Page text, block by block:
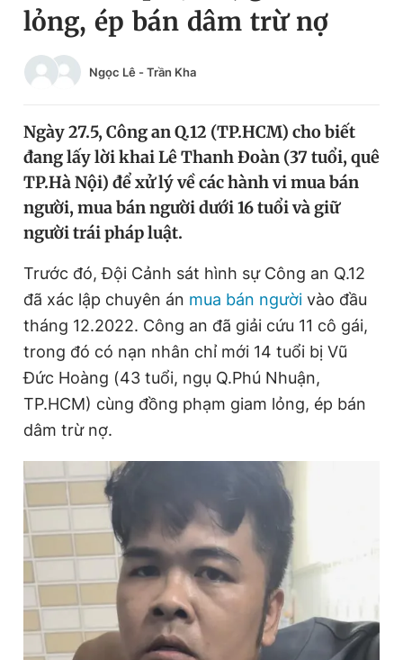
Chuyên mục khác
Chào ngày mới
Video Magazine
Sản phẩm khác
Tiện ích Bạn cần biết
Thông tin tòa soạn Liên hệ quảng cáo
Đọc Thanh Niên trên điện thoại
Theo dõi báo trên
Hotline
0906 645 777
Liên hệ quảng cáo
0908 780 404
Tin đã xem
Đăng xuất
lỏng, ép bán dâm trừ nợ
Ngọc Lê - Trần Kha
Ngày 27.5, Công an Q.12 (TP.HCM) cho biết
đang lấy lời khai Lê Thanh Đoàn (37 tuổi, quê
TP.Hà Nội) để xử lý về các hành vi mua bán
người, mua bán người dưới 16 tuổi và giữ
người trái pháp luật.
Trước đó, Đội Cảnh sát hình sự Công an Q.12
đã xác lập chuyên án mua bán người vào đầu
tháng 12.2022. Công an đã giải cứu 11 cô gái,
trong đó có nạn nhân chỉ mới 14 tuổi bị Vũ
Đức Hoàng (43 tuổi, ngụ Q.Phú Nhuận,
TP.HCM) cùng đồng phạm giam lỏng, ép bán
dâm trừ nợ.